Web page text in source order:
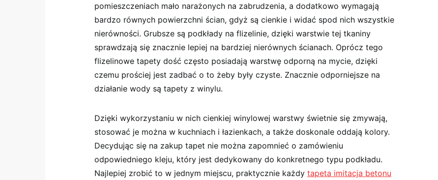
pomieszczeniach mało narażonych na zabrudzenia, a dodatkowo wymagają
bardzo równych powierzchni ścian, gdyż są cienkie i widać spod nich wszystkie
nierówności. Grubsze są podkłady na flizelinie, dzięki warstwie tej tkaniny
sprawdzają się znacznie lepiej na bardziej nierównych ścianach. Oprócz tego
flizelinowe tapety dość często posiadają warstwę odporną na mycie, dzięki
czemu prościej jest zadbać o to żeby były czyste. Znacznie odporniejsze na
działanie wody są tapety z winylu.
Dzięki wykorzystaniu w nich cienkiej winylowej warstwy świetnie się zmywają,
stosować je można w kuchniach i łazienkach, a także doskonale oddają kolory.
Decydując się na zakup tapet nie można zapomnieć o zamówieniu
odpowiedniego kleju, który jest dedykowany do konkretnego typu podkładu.
Najlepiej zrobić to w jednym miejscu, praktycznie każdy tapeta imitacja betonu